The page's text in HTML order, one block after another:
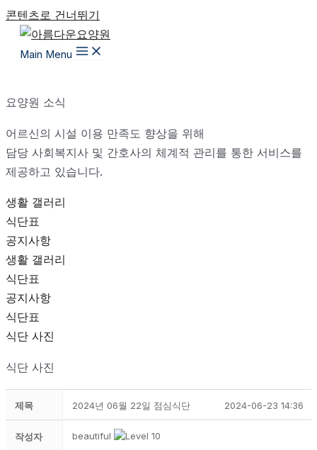
콘텐츠로 건너뛰기
Main Menu
요양원 소식
어르신의 시설 이용 만족도 향상을 위해
담당 사회복지사 및 간호사의 체계적 관리를 통한 서비스를
제공하고 있습니다.
생활 갤러리
식단표
공지사항
생활 갤러리
식단표
공지사항
식단표
식단 사진
식단 사진
제목 2024년 06월 22일 점심식단 2024-06-23 14:36
작성자 beautiful